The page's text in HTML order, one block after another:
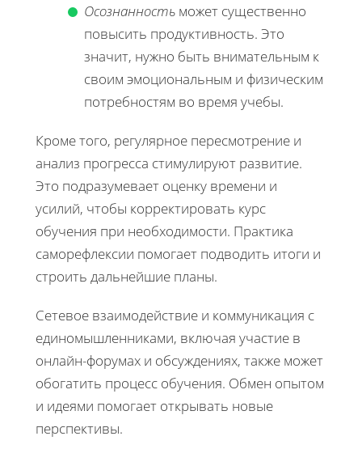
Осознанность может существенно
повысить продуктивность. Это
значит, нужно быть внимательным к
своим эмоциональным и физическим
потребностям во время учебы.
Кроме того, регулярное пересмотрение и
анализ прогресса стимулируют развитие.
Это подразумевает оценку времени и
усилий, чтобы корректировать курс
обучения при необходимости. Практика
саморефлексии помогает подводить итоги и
строить дальнейшие планы.
Сетевое взаимодействие и коммуникация с
единомышленниками, включая участие в
онлайн-форумах и обсуждениях, также может
обогатить процесс обучения. Обмен опытом
и идеями помогает открывать новые
перспективы.